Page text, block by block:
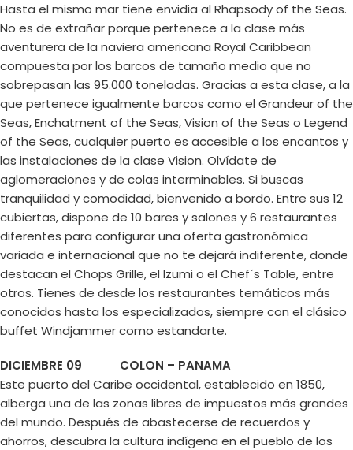
Hasta el mismo mar tiene envidia al Rhapsody of the Seas.
No es de extrañar porque pertenece a la clase más
aventurera de la naviera americana Royal Caribbean
compuesta por los barcos de tamaño medio que no
sobrepasan las 95.000 toneladas. Gracias a esta clase, a la
que pertenece igualmente barcos como el Grandeur of the
Seas, Enchatment of the Seas, Vision of the Seas o Legend
of the Seas, cualquier puerto es accesible a los encantos y
las instalaciones de la clase Vision. Olvídate de
aglomeraciones y de colas interminables. Si buscas
tranquilidad y comodidad, bienvenido a bordo. Entre sus 12
cubiertas, dispone de 10 bares y salones y 6 restaurantes
diferentes para configurar una oferta gastronómica
variada e internacional que no te dejará indiferente, donde
destacan el Chops Grille, el Izumi o el Chef´s Table, entre
otros. Tienes de desde los restaurantes temáticos más
conocidos hasta los especializados, siempre con el clásico
buffet Windjammer como estandarte.
DICIEMBRE 09 COLON – PANAMA
Este puerto del Caribe occidental, establecido en 1850,
alberga una de las zonas libres de impuestos más grandes
del mundo. Después de abastecerse de recuerdos y
ahorros, descubra la cultura indígena en el pueblo de los